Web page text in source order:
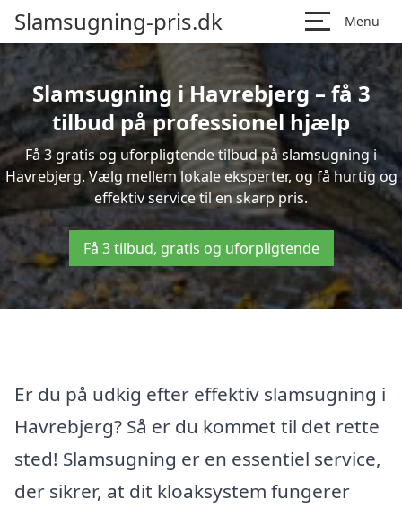
Slamsugning-pris.dk Menu
Slamsugning i Havrebjerg – få 3
tilbud på professionel hjælp
Få 3 gratis og uforpligtende tilbud på slamsugning i
Havrebjerg. Vælg mellem lokale eksperter, og få hurtig og
effektiv service til en skarp pris.
Få 3 tilbud, gratis og uforpligtende
Er du på udkig efter effektiv slamsugning i
Havrebjerg? Så er du kommet til det rette
sted! Slamsugning er en essentiel service,
der sikrer, at dit kloaksystem fungerer